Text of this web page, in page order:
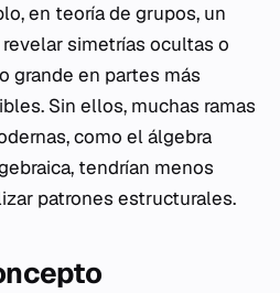
en teoría de grupos, un
simetrías ocultas o
grande en partes más
Sin ellos, muchas ramas
como el álgebra
tendrían menos
patrones estructurales.